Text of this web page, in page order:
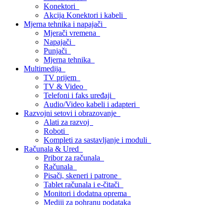
Konektori
Akcija Konektori i kabeli
Mjerna tehnika i napajači
Mjerači vremena
Napajači
Punjači
Mjerna tehnika
Multimedija
TV prijem
TV & Video
Telefoni i faks uređaji
Audio/Video kabeli i adapteri
Razvojni setovi i obrazovanje
Alati za razvoj
Roboti
Kompleti za sastavljanje i moduli
Računala & Ured
Pribor za računala
Računala
Pisači, skeneri i patrone
Tablet računala i e-čitači
Monitori i dodatna oprema
Mediji za pohranu podataka